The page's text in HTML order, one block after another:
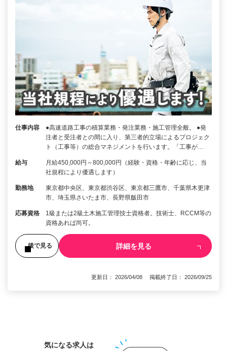
仕事内容
●高速道路工事の積算業務・発注業務・施工管理全般。 ●発
注者と受注者との間に入り、第三者的立場によるプロジェク
ト（工事等）の総合マネジメントを行います。「工事が…
給与
月給450,000円～800,000円（経験・資格・年齢に応じ、当
社規程により優遇します）
勤務地
東京都中央区、東京都渋谷区、東京都三鷹市、千葉県木更津
市、埼玉県さいたま市、長野県飯田市
応募資格
1級または2級土木施工管理技士資格者。技術士、RCCM等の
資格あれば尚可。
後で見る 詳細を見る
更新日： 2026/04/08 掲載終了日： 2026/09/25
気になる求人は